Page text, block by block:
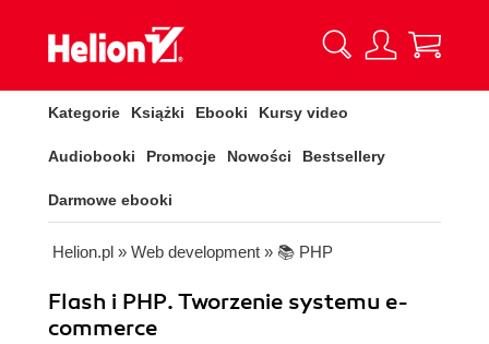
Kategorie Książki Ebooki Kursy video
Audiobooki Promocje Nowości Bestsellery
Darmowe ebooki
Helion.pl » Web development » 📚 PHP
Flash i PHP. Tworzenie systemu e-
commerce